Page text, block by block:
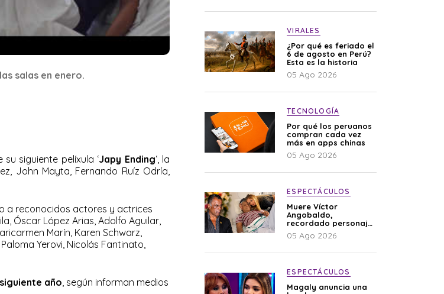
salas en enero.
siguiente pelíxula ‘Japy Ending‘, la
John Mayta, Fernando Ruíz Odría,
a reconocidos actores y actrices
Óscar López Arias, Adolfo Aguilar,
Marín, Karen Schwarz,
Yerovi, Nicolás Fantinato,
año , según informan medios
VIRALES
¿Por qué es feriado el
6 de agosto en Perú?
Esta es la historia
05 Ago 2026
TECNOLOGÍA
Por qué los peruanos
compran cada vez
más en apps chinas
05 Ago 2026
ESPECTÁCULOS
Muere Víctor
Angobaldo,
recordado personaje
de la farándula y
expareja de Shirley
05 Ago 2026
ESPECTÁCULOS
Magaly anuncia una